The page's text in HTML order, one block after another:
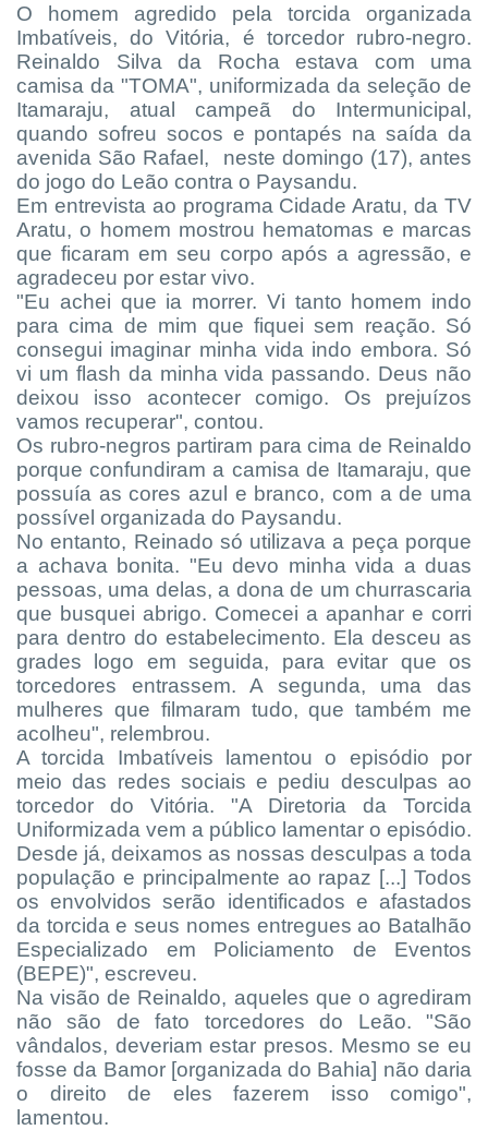
O homem agredido pela torcida organizada
Imbatíveis, do Vitória, é torcedor rubro-negro.
Reinaldo Silva da Rocha estava com uma
camisa da "TOMA", uniformizada da seleção de
Itamaraju, atual campeã do Intermunicipal,
quando sofreu socos e pontapés na saída da
avenida São Rafael, neste domingo (17), antes
do jogo do Leão contra o Paysandu.
Em entrevista ao programa Cidade Aratu, da TV
Aratu, o homem mostrou hematomas e marcas
que ficaram em seu corpo após a agressão, e
agradeceu por estar vivo.
"Eu achei que ia morrer. Vi tanto homem indo
para cima de mim que fiquei sem reação. Só
consegui imaginar minha vida indo embora. Só
vi um flash da minha vida passando. Deus não
deixou isso acontecer comigo. Os prejuízos
vamos recuperar", contou.
Os rubro-negros partiram para cima de Reinaldo
porque confundiram a camisa de Itamaraju, que
possuía as cores azul e branco, com a de uma
possível organizada do Paysandu.
No entanto, Reinado só utilizava a peça porque
a achava bonita. "Eu devo minha vida a duas
pessoas, uma delas, a dona de um churrascaria
que busquei abrigo. Comecei a apanhar e corri
para dentro do estabelecimento. Ela desceu as
grades logo em seguida, para evitar que os
torcedores entrassem. A segunda, uma das
mulheres que filmaram tudo, que também me
acolheu", relembrou.
A torcida Imbatíveis lamentou o episódio por
meio das redes sociais e pediu desculpas ao
torcedor do Vitória. "A Diretoria da Torcida
Uniformizada vem a público lamentar o episódio.
Desde já, deixamos as nossas desculpas a toda
população e principalmente ao rapaz [...] Todos
os envolvidos serão identificados e afastados
da torcida e seus nomes entregues ao Batalhão
Especializado em Policiamento de Eventos
(BEPE)", escreveu.
Na visão de Reinaldo, aqueles que o agrediram
não são de fato torcedores do Leão. "São
vândalos, deveriam estar presos. Mesmo se eu
fosse da Bamor [organizada do Bahia] não daria
o direito de eles fazerem isso comigo",
lamentou.